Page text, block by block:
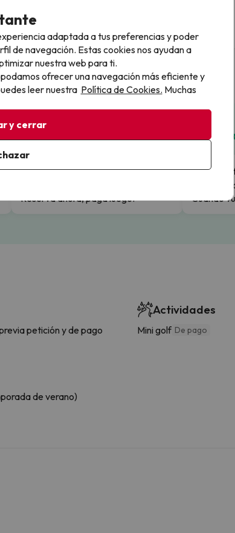
el 13 de
72€/pers.
los chollos
Paga a tu ritmo
Reserva ahora, paga luego.
Ofertas
Precios
Cuando
petición y de pago
de verano)
Actividades
Mini golf De pago
adaptada a tus preferencias y poder
de navegación. Estas cookies nos ayudan a
nuestra web para ti.
ofrecer una navegación más eficiente y
leer nuestra Política de Cookies. Muchas
y cerrar